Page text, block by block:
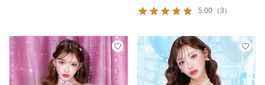
5.00 （3 ）